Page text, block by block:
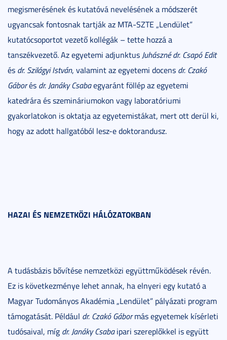
megismerésének és kutatóvá nevelésének a módszerét
ugyancsak fontosnak tartják az MTA-SZTE „Lendület”
kutatócsoportot vezető kollégák – tette hozzá a
tanszékvezető. Az egyetemi adjunktus Juhászné dr. Csapó Edit
és dr. Szilágyi István, valamint az egyetemi docens dr. Czakó
Gáborés dr. Janáky Csabaegyaránt föllép az egyetemi
katedrára és szemináriumokon vagy laboratóriumi
gyakorlatokon is oktatja az egyetemistákat, mert ott derül ki,
hogy az adott hallgatóból lesz-e doktorandusz.
HAZAI ÉS NEMZETKÖZI HÁLÓZATOKBAN
A tudásbázis bővítése nemzetközi együttműködések révén.
Ez is következménye lehet annak, ha elnyeri egy kutató a
Magyar Tudományos Akadémia „Lendület” pályázati program
támogatását. Például dr. Czakó Gábormás egyetemek kísérleti
tudósaival, míg dr. Janáky Csabaipari szereplőkkel is együtt